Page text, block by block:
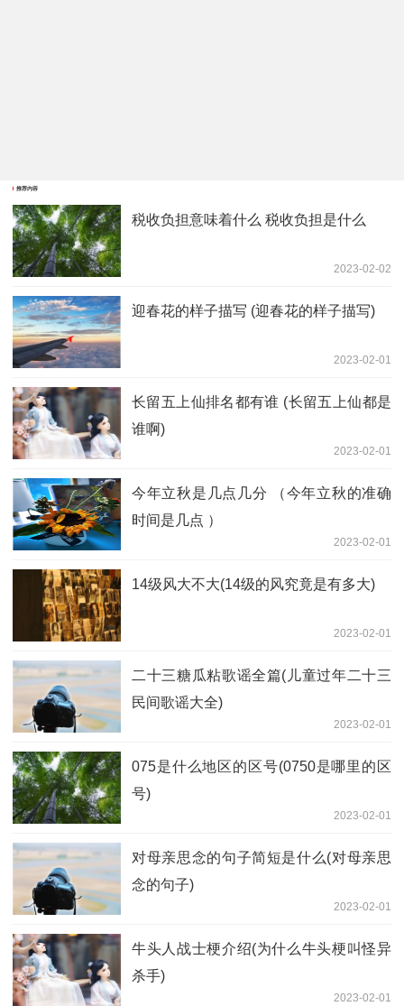
推荐内容
税收负担意味着什么 税收负担是什么
2023-02-02
迎春花的样子描写 (迎春花的样子描写)
2023-02-01
长留五上仙排名都有谁 (长留五上仙都是
谁啊)
2023-02-01
今年立秋是几点几分 （今年立秋的准确
时间是几点 ）
2023-02-01
14级风大不大(14级的风究竟是有多大)
2023-02-01
二十三糖瓜粘歌谣全篇(儿童过年二十三
民间歌谣大全)
2023-02-01
075是什么地区的区号(0750是哪里的区
号)
2023-02-01
对母亲思念的句子简短是什么(对母亲思
念的句子)
2023-02-01
牛头人战士梗介绍(为什么牛头梗叫怪异
杀手)
2023-02-01